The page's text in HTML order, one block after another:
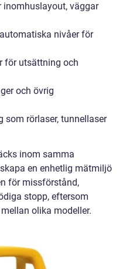
väggar
nivåer för
för utsättning och
och övrig
som rörlaser, tunnellaser
inom samma
en enhetlig mätmiljö
för missförstånd,
stopp, eftersom
olika modeller.